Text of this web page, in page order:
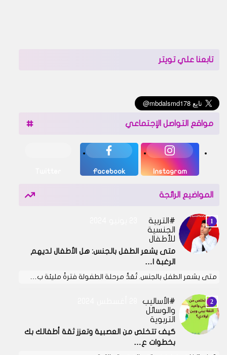
تابعنا علي تويتر
مواقع التواصل الإجتماعي
Instagram
Facebook
المواضيع الرائجة
التربية
الجنسية
للأطفال
متى يشعر الطفل بالجنس: هل الأطفال لديهم
الرغبة ا…
متى يشعر الطفل بالجنس. تُعَدُّ مرحلة الطفولة فترةً مليئة ب…
الأساليب
والوسائل
التربوية
كيف تتخلص من العصبية وتعزز ثقة أطفالك بك
بخطوات ع…